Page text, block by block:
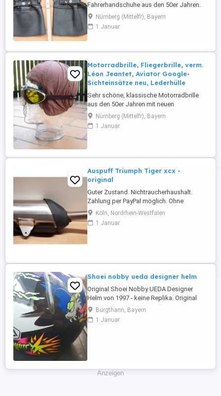
Fahrerhandschuhe aus den 50er Jahren.
Hochwertig verarbeitetes, robustes,
braunes Leder, vermutlich Rindsleder. Bitte
beachten Sie den auf den Fotos
passen. Das Gewicht unverpackt ...
Nürnberg (Mittelfr), Bayern
1 Januar
Motorradbrille, Fliegerbrille, verm.
Léon Jeantet, Aviator Google-
Sichteinsätze neu, Lederhülle
Sehr schöne, klassische Motorradbrille
aus den 50er Jahren mit neuen
Sichteinsätzen des Nachfolgebetriebs
Aviator Google in gelb. Die gelben Gläser
erhöhen den Kontrast, besonders bei
historische Eindrücke beim Fahren Ihres ...
Nürnberg (Mittelfr), Bayern
1 Januar
Auspuff Triumph Tiger xcx -
original
Guter Zustand. Nichtraucherhaushalt.
Zahlung per PayPal möglich. Ohne
Rücknahme, Gewährleistung und Garantie.
Nur Abholung.
Köln, Nordrhein-Westfalen
1 Januar
Shoei nobby ueda designer helm
Original Shoei Nobby UEDA Designer
Helm von 1997 - keine Replika. Original
Rechnung vorhanden Wegen Alter
Ausstellungsstück mit minimalen Kratzern.
Ein echter Hingucker für jede Sammlung.
Burgthann, Bayern
1 Januar
Anzeigen